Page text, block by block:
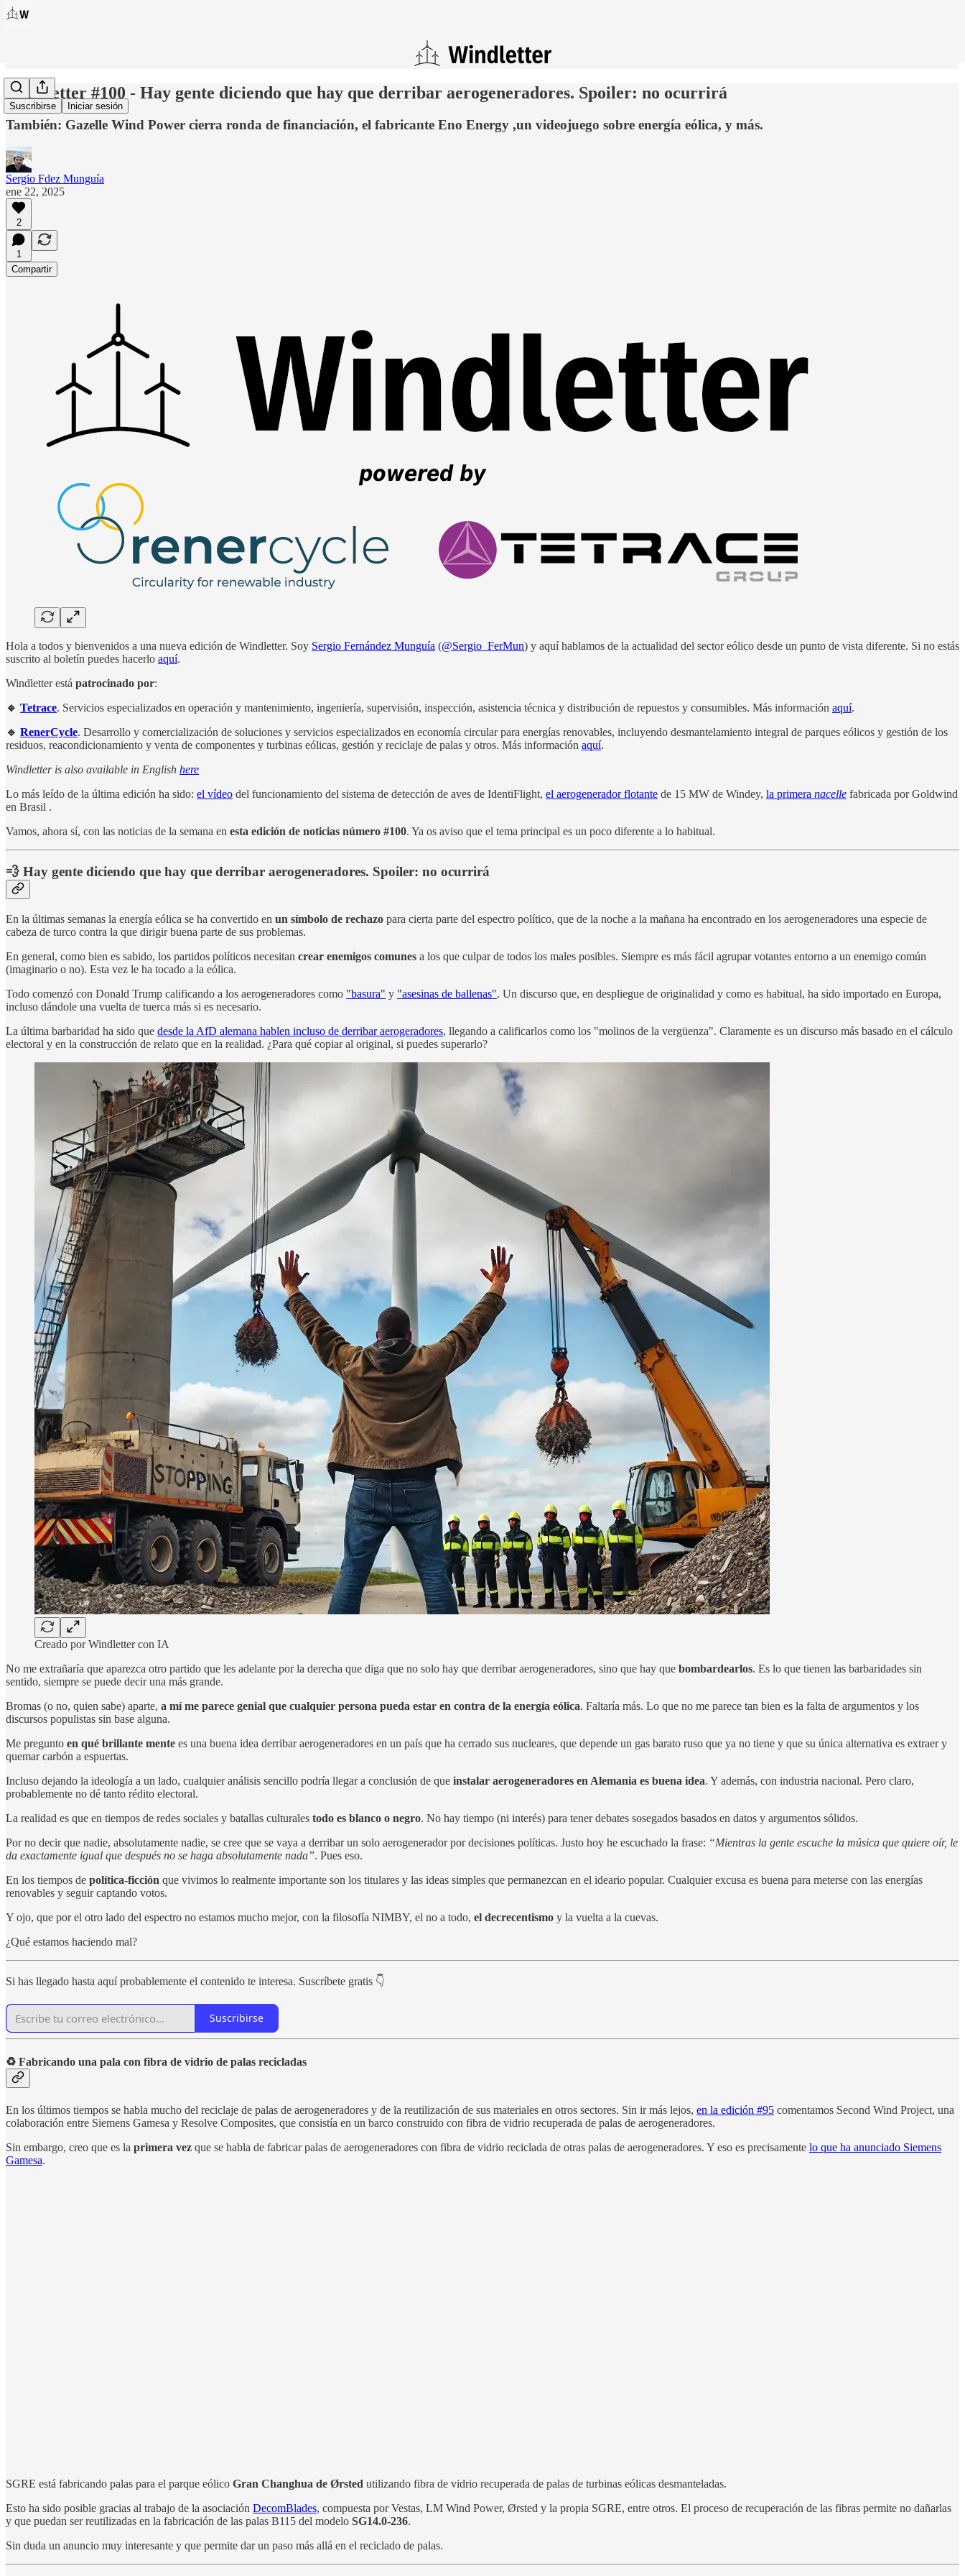
Suscribirse Iniciar sesión
Windletter #100 - Hay gente diciendo que hay que derribar aerogeneradores. Spoiler: no ocurrirá
También: Gazelle Wind Power cierra ronda de financiación, el fabricante Eno Energy ,un videojuego sobre energía eólica, y más.
Sergio Fdez Munguía
ene 22, 2025
2
1
Compartir
Hola a todos y bienvenidos a una nueva edición de Windletter. Soy Sergio Fernández Munguía (@Sergio_FerMun) y aquí hablamos de la actualidad del sector eólico desde un punto de vista diferente. Si no estás
suscrito al boletín puedes hacerlo aquí.
Windletter está patrocinado por:
🔹 Tetrace. Servicios especializados en operación y mantenimiento, ingeniería, supervisión, inspección, asistencia técnica y distribución de repuestos y consumibles. Más información aquí.
🔹 RenerCycle. Desarrollo y comercialización de soluciones y servicios especializados en economía circular para energías renovables, incluyendo desmantelamiento integral de parques eólicos y gestión de los
residuos, reacondicionamiento y venta de componentes y turbinas eólicas, gestión y reciclaje de palas y otros. Más información aquí.
Windletter is also available in English here
Lo más leído de la última edición ha sido: el vídeo del funcionamiento del sistema de detección de aves de IdentiFlight, el aerogenerador flotante de 15 MW de Windey, la primera nacelle fabricada por Goldwind
en Brasil .
Vamos, ahora sí, con las noticias de la semana en esta edición de noticias número #100. Ya os aviso que el tema principal es un poco diferente a lo habitual.
💨 Hay gente diciendo que hay que derribar aerogeneradores. Spoiler: no ocurrirá
En la últimas semanas la energía eólica se ha convertido en un símbolo de rechazo para cierta parte del espectro político, que de la noche a la mañana ha encontrado en los aerogeneradores una especie de
cabeza de turco contra la que dirigir buena parte de sus problemas.
En general, como bien es sabido, los partidos políticos necesitan crear enemigos comunes a los que culpar de todos los males posibles. Siempre es más fácil agrupar votantes entorno a un enemigo común
(imaginario o no). Esta vez le ha tocado a la eólica.
Todo comenzó con Donald Trump calificando a los aerogeneradores como "basura" y "asesinas de ballenas". Un discurso que, en despliegue de originalidad y como es habitual, ha sido importado en Europa,
incluso dándole una vuelta de tuerca más si es necesario.
La última barbaridad ha sido que desde la AfD alemana hablen incluso de derribar aerogeradores, llegando a calificarlos como los "molinos de la vergüenza". Claramente es un discurso más basado en el cálculo
electoral y en la construcción de relato que en la realidad. ¿Para qué copiar al original, si puedes superarlo?
Creado por Windletter con IA
No me extrañaría que aparezca otro partido que les adelante por la derecha que diga que no solo hay que derribar aerogeneradores, sino que hay que bombardearlos. Es lo que tienen las barbaridades sin
sentido, siempre se puede decir una más grande.
Bromas (o no, quien sabe) aparte, a mí me parece genial que cualquier persona pueda estar en contra de la energía eólica. Faltaría más. Lo que no me parece tan bien es la falta de argumentos y los
discursos populistas sin base alguna.
Me pregunto en qué brillante mente es una buena idea derribar aerogeneradores en un país que ha cerrado sus nucleares, que depende un gas barato ruso que ya no tiene y que su única alternativa es extraer y
quemar carbón a espuertas.
Incluso dejando la ideología a un lado, cualquier análisis sencillo podría llegar a conclusión de que instalar aerogeneradores en Alemania es buena idea. Y además, con industria nacional. Pero claro,
probablemente no dé tanto rédito electoral.
La realidad es que en tiempos de redes sociales y batallas culturales todo es blanco o negro. No hay tiempo (ni interés) para tener debates sosegados basados en datos y argumentos sólidos.
Por no decir que nadie, absolutamente nadie, se cree que se vaya a derribar un solo aerogenerador por decisiones políticas. Justo hoy he escuchado la frase: “Mientras la gente escuche la música que quiere oír, le
da exactamente igual que después no se haga absolutamente nada”. Pues eso.
En los tiempos de política-ficción que vivimos lo realmente importante son los titulares y las ideas simples que permanezcan en el ideario popular. Cualquier excusa es buena para meterse con las energías
renovables y seguir captando votos.
Y ojo, que por el otro lado del espectro no estamos mucho mejor, con la filosofía NIMBY, el no a todo, el decrecentismo y la vuelta a la cuevas.
¿Qué estamos haciendo mal?
Si has llegado hasta aquí probablemente el contenido te interesa. Suscríbete gratis 👇
Suscribirse
♻️ Fabricando una pala con fibra de vidrio de palas recicladas
En los últimos tiempos se habla mucho del reciclaje de palas de aerogeneradores y de la reutilización de sus materiales en otros sectores. Sin ir más lejos, en la edición #95 comentamos Second Wind Project, una
colaboración entre Siemens Gamesa y Resolve Composites, que consistía en un barco construido con fibra de vidrio recuperada de palas de aerogeneradores.
Sin embargo, creo que es la primera vez que se habla de fabricar palas de aerogeneradores con fibra de vidrio reciclada de otras palas de aerogeneradores. Y eso es precisamente lo que ha anunciado Siemens
Gamesa.
SGRE está fabricando palas para el parque eólico Gran Changhua de Ørsted utilizando fibra de vidrio recuperada de palas de turbinas eólicas desmanteladas.
Esto ha sido posible gracias al trabajo de la asociación DecomBlades, compuesta por Vestas, LM Wind Power, Ørsted y la propia SGRE, entre otros. El proceso de recuperación de las fibras permite no dañarlas
y que puedan ser reutilizadas en la fabricación de las palas B115 del modelo SG14.0-236.
Sin duda un anuncio muy interesante y que permite dar un paso más allá en el reciclado de palas.